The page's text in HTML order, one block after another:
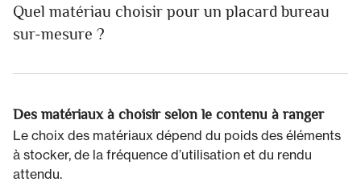
Quel matériau choisir pour un placard bureau
sur-mesure ?
Des matériaux à choisir selon le contenu à ranger
Le choix des matériaux dépend du poids des éléments
à stocker, de la fréquence d’utilisation et du rendu
attendu.